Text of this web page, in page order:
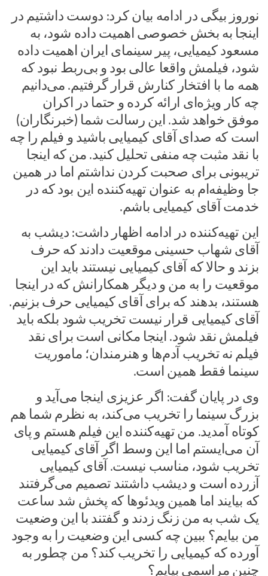
نوروز بیگی در ادامه بیان کرد: دوست داشتیم در
اینجا به بخش خصوصی اهمیت داده شود، به
مسعود کیمیایی، پیر سینمای ایران اهمیت داده
شود، فیلمش واقعا عالی بود و بی‌ربط نبود که‌
همه ما با افتخار کنارش قرار گرفتیم. می‌دانیم
چه کار ویژه‌ای ارائه کرده و حتما در اکران
موفق خواهد شد. این رسالت شما (خبرنگاران)
است که صدای آقای کیمیایی باشید و فیلم را چه
با نقد مثبت چه منفی تحلیل کنید. من که اینجا
تریبونی برای صحبت کردن نداشتم اما در همین
جا وظیفه‌ام به عنوان تهیه‌کننده این بود که در
خدمت آقای کیمیایی باشم.
این تهیه‌کننده در ادامه اظهار داشت: دیشب به
آقای شهاب حسینی موقعیت دادند که حرف
بزند و‌ حالا که آقای کیمیایی نیستند باید این
موقعیت را به من و دیگر همکارانش که در اینجا
هستند، بدهند که برای آقای کیمیایی حرف بزنیم.
آقای کیمیایی قرار نیست تخریب شود بلکه باید
فیلمش نقد شود. اینجا مکانی است برای نقد
فیلم نه تخریب آدم‌ها و هنرمندان؛ ماموریت
سینما فقط همین است.
وی در پایان گفت: اگر عزیزی اینجا می‌آید و
بزرگ سینما را تخریب می‌کند، به نظرم شما هم
کوتاه آمدید. من تهیه‌کننده این فیلم هستم و پای
آن می‌ایستم اما این وسط اگر آقای کیمیایی
تخریب شود، مناسب نیست. آقای کیمیایی
آزرده است و‌ دیشب داشتند تصمیم می‌گرفتند
که بیایند اما همین ویدئوها که پخش شد ساعت
یک شب به من زنگ زدند و گفتند با این وضعیت
من بیایم؟ ببین چه کسی این وضعیت را به وجود
آورده که کیمیایی را تخریب کند؟ من چطور به
چنین مراسمی بیایم؟